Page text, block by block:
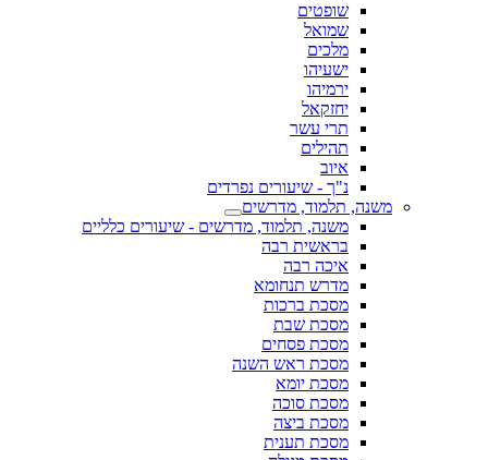
שופטים
שמואל
מלכים
ישעיהו
ירמיהו
יחזקאל
תרי עשר
תהילים
איוב
נ"ך - שיעורים נפרדים
משנה, תלמוד, מדרשים
משנה, תלמוד, מדרשים - שיעורים כלליים
בראשית רבה
איכה רבה
מדרש תנחומא
מסכת ברכות
מסכת שבת
מסכת פסחים
מסכת ראש השנה
מסכת יומא
מסכת סוכה
מסכת ביצה
מסכת תענית